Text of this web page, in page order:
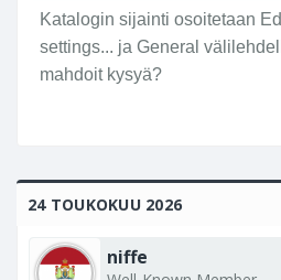
Katalogin sijainti osoitetaan
settings... ja General
mahdoit kysyä?
24 TOUKOKUU 2026
niffe